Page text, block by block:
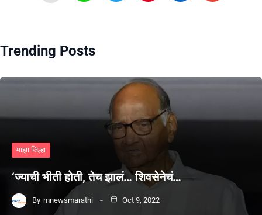
Trending Posts
माझा जिल्हा
‘ज्याची भीती होती, तेच झालं… शिवसेनेचं…
By mnewsmarathi Oct 9, 2022